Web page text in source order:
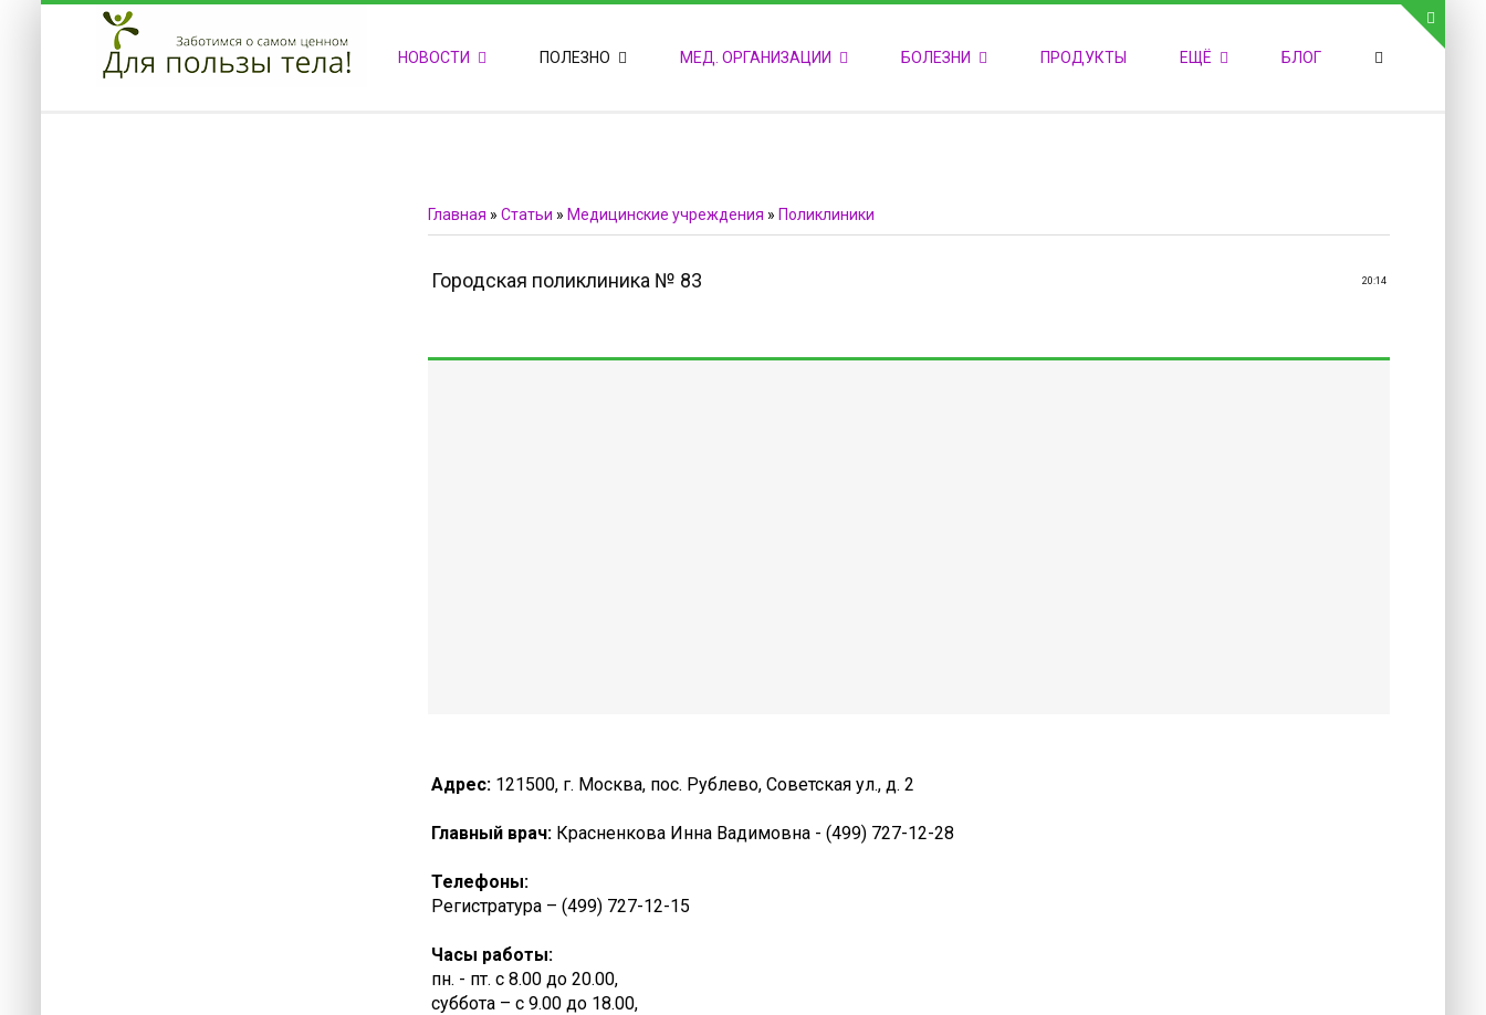
ПРИВЕТСТВУЕМ НА НАШЕМ САЙТЕ
Блок скоро обновится
ПОПУЛЯРНЫЕ НОВОСТИ СВЯЗЬ С АДМИНИСТРАЦИЕЙ САЙТА
Телефон:
НОВОСТИ ПОЛЕЗНО МЕД. ОРГАНИЗАЦИИ БОЛЕЗНИ ПРОДУКТЫ ЕЩЁ БЛОГ
Главная » Статьи » Медицинские учреждения » Поликлиники
20:14
Городская поликлиника № 83
Адрес: 121500, г. Москва, пос. Рублево, Советская ул., д. 2
Главный врач: Красненкова Инна Вадимовна - (499) 727-12-28
Телефоны:
Регистратура – (499) 727-12-15
Часы работы:
пн. - пт. с 8.00 до 20.00,
суббота – с 9.00 до 18.00,